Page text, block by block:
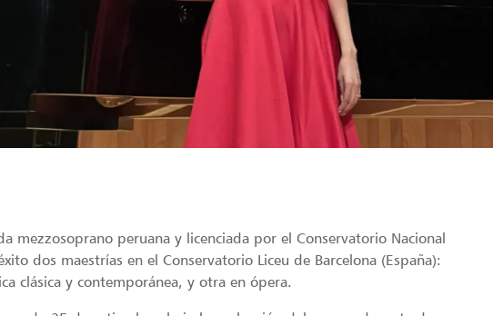
mezzosoprano peruana y licenciada por el Conservatorio Nacional
dos maestrías en el Conservatorio Liceu de Barcelona (España):
clásica y contemporánea, y otra en ópera.